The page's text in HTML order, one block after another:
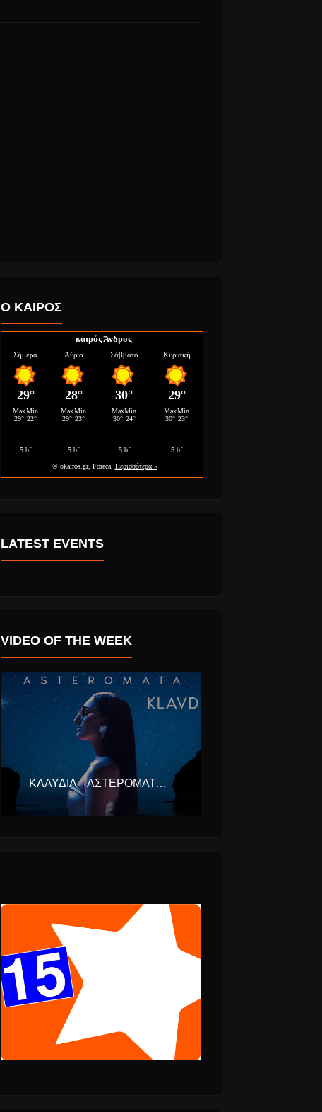
Ο ΚΑΙΡΟΣ
καιρός Άνδρος
LATEST EVENTS
VIDEO OF THE WEEK
ΚΛΑΥΔΊΑ – ΑΣΤΕΡΟΜΆΤΑ (EUROVISION ΕΛΛΆΔΑ 2025)